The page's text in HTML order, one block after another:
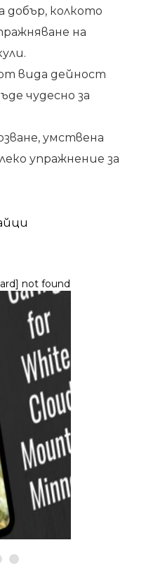
добър, колкото
на
вида дейност
чудесно за
умствена
упражнение за
not found